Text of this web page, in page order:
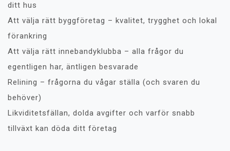
ditt hus
Att välja rätt byggföretag – kvalitet, trygghet och lokal
förankring
Att välja rätt innebandyklubba – alla frågor du
egentligen har, äntligen besvarade
Relining – frågorna du vågar ställa (och svaren du
behöver)
Likviditetsfällan, dolda avgifter och varför snabb
tillväxt kan döda ditt företag